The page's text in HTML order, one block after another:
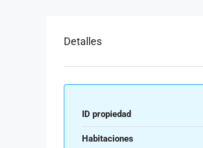
Detalles
ID propiedad
Habitaciones